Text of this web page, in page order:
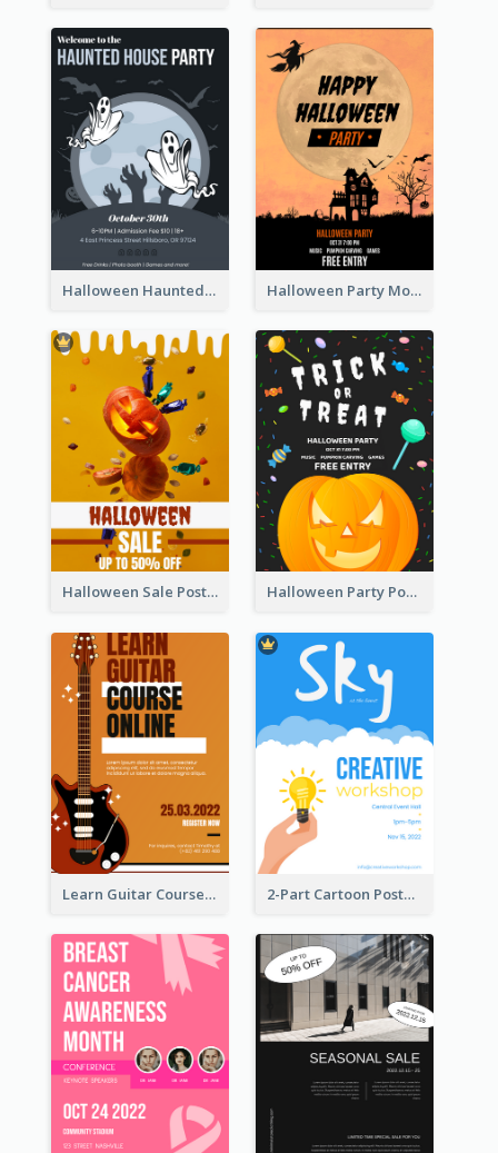
Halloween Haunted House Party Poster Halloween Party Moon Photo Poster
Halloween Sale Poster Halloween Party Poster
Learn Guitar Course Online Poster 2-Part Cartoon Poster With Design Of Sky